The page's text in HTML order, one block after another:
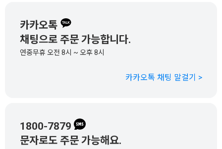
카카오톡
채팅으로 주문 가능합니다.
연중무휴 오전 8시 ~ 오후 8시
카카오톡 채팅 말걸기 >
1800-7879
문자로도 주문 가능해요.